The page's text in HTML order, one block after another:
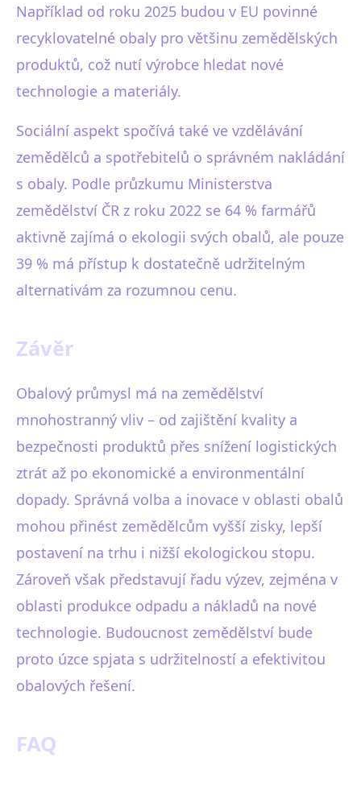
Například od roku 2025 budou v EU povinné
recyklovatelné obaly pro většinu zemědělských
produktů, což nutí výrobce hledat nové
technologie a materiály.
Sociální aspekt spočívá také ve vzdělávání
zemědělců a spotřebitelů o správném nakládání
s obaly. Podle průzkumu Ministerstva
zemědělství ČR z roku 2022 se 64 % farmářů
aktivně zajímá o ekologii svých obalů, ale pouze
39 % má přístup k dostatečně udržitelným
alternativám za rozumnou cenu.
Závěr
Obalový průmysl má na zemědělství
mnohostranný vliv – od zajištění kvality a
bezpečnosti produktů přes snížení logistických
ztrát až po ekonomické a environmentální
dopady. Správná volba a inovace v oblasti obalů
mohou přinést zemědělcům vyšší zisky, lepší
postavení na trhu i nižší ekologickou stopu.
Zároveň však představují řadu výzev, zejména v
oblasti produkce odpadu a nákladů na nové
technologie. Budoucnost zemědělství bude
proto úzce spjata s udržitelností a efektivitou
obalových řešení.
FAQ